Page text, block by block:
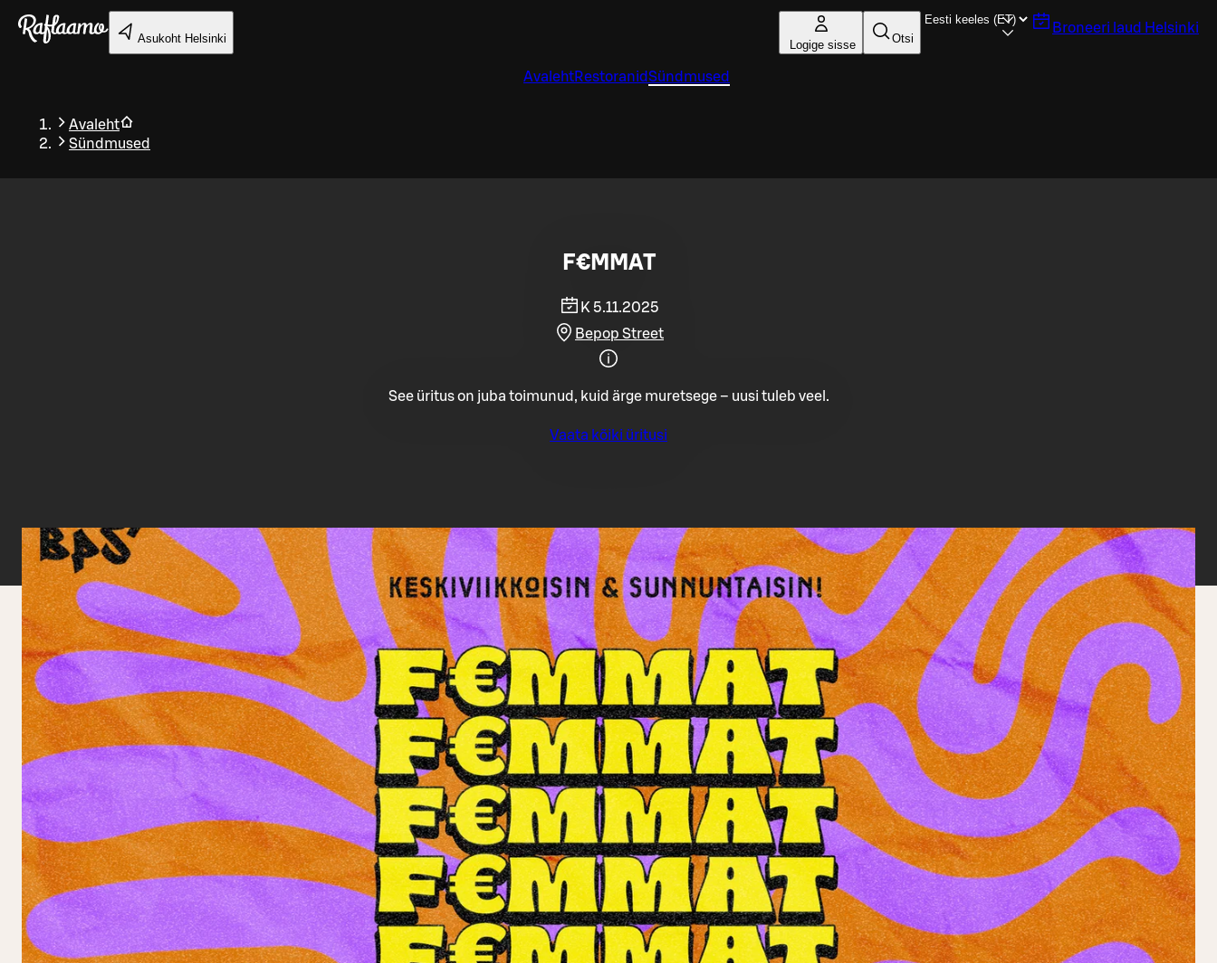
Liigu peamise sisu juurde
Asukoht Helsinki Logige sisse Otsi
Broneeri laud Helsinki
AvalehtRestoranidSündmused
Avaleht
Sündmused
Tagasi
F€MMAT
K 5.11.2025
Bepop Street
See üritus on juba toimunud, kuid ärge muretsege – uusi tuleb veel.
Vaata kõiki üritusi